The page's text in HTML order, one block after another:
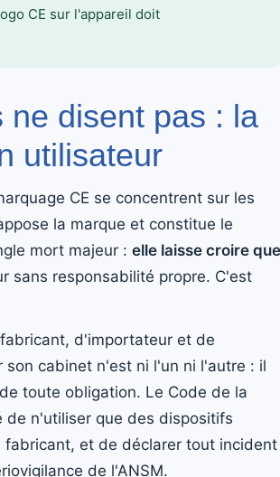
CE sur l'appareil doit
ne disent pas : la
utilisateur
CE se concentrent sur les
la marque et constitue le
mort majeur : elle laisse croire que
sans responsabilité propre. C'est
d'importateur et de
cabinet n'est ni l'un ni l'autre : il
toute obligation. Le Code de la
de n'utiliser que des dispositifs
et de déclarer tout incident
de l'ANSM.